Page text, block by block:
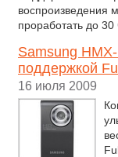
воспроизведения
проработать до
Samsung
поддержкой
16 июля 2009